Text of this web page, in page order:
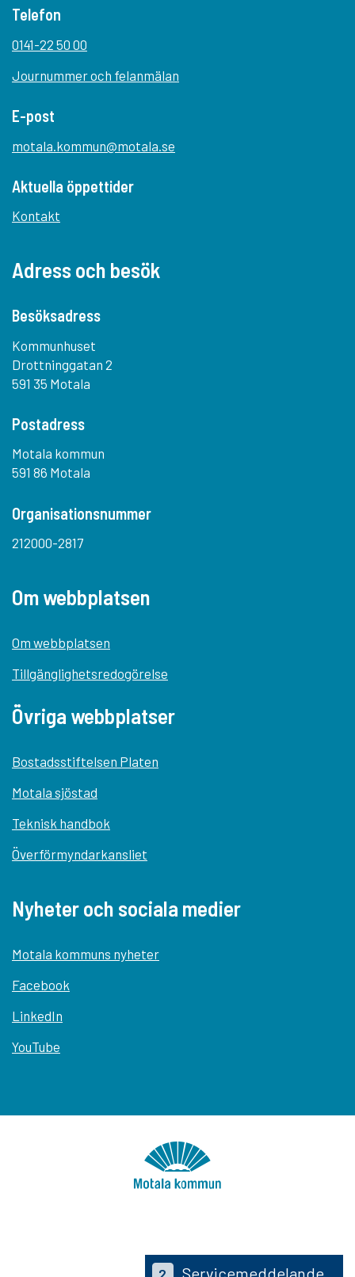
Telefon
0141-22 50 00
Journummer och felanmälan
E-post
motala.kommun@motala.se
Aktuella öppettider
Kontakt
Adress och besök
Besöksadress
Kommunhuset
Drottninggatan 2
591 35 Motala
Postadress
Motala kommun
591 86 Motala
Organisationsnummer
212000-2817
Om webbplatsen
Om webbplatsen
Tillgänglighetsredogörelse
Övriga webbplatser
Bostadsstiftelsen Platen
Motala sjöstad
Teknisk handbok
Överförmyndarkansliet
Nyheter och sociala medier
Motala kommuns nyheter
Facebook
LinkedIn
YouTube
2 Servicemeddelande